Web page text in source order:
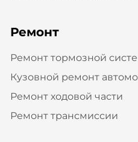
Ремонт
Ремонт тормозной
Кузовной ремонт
Ремонт ходовой части
Ремонт трансмиссии